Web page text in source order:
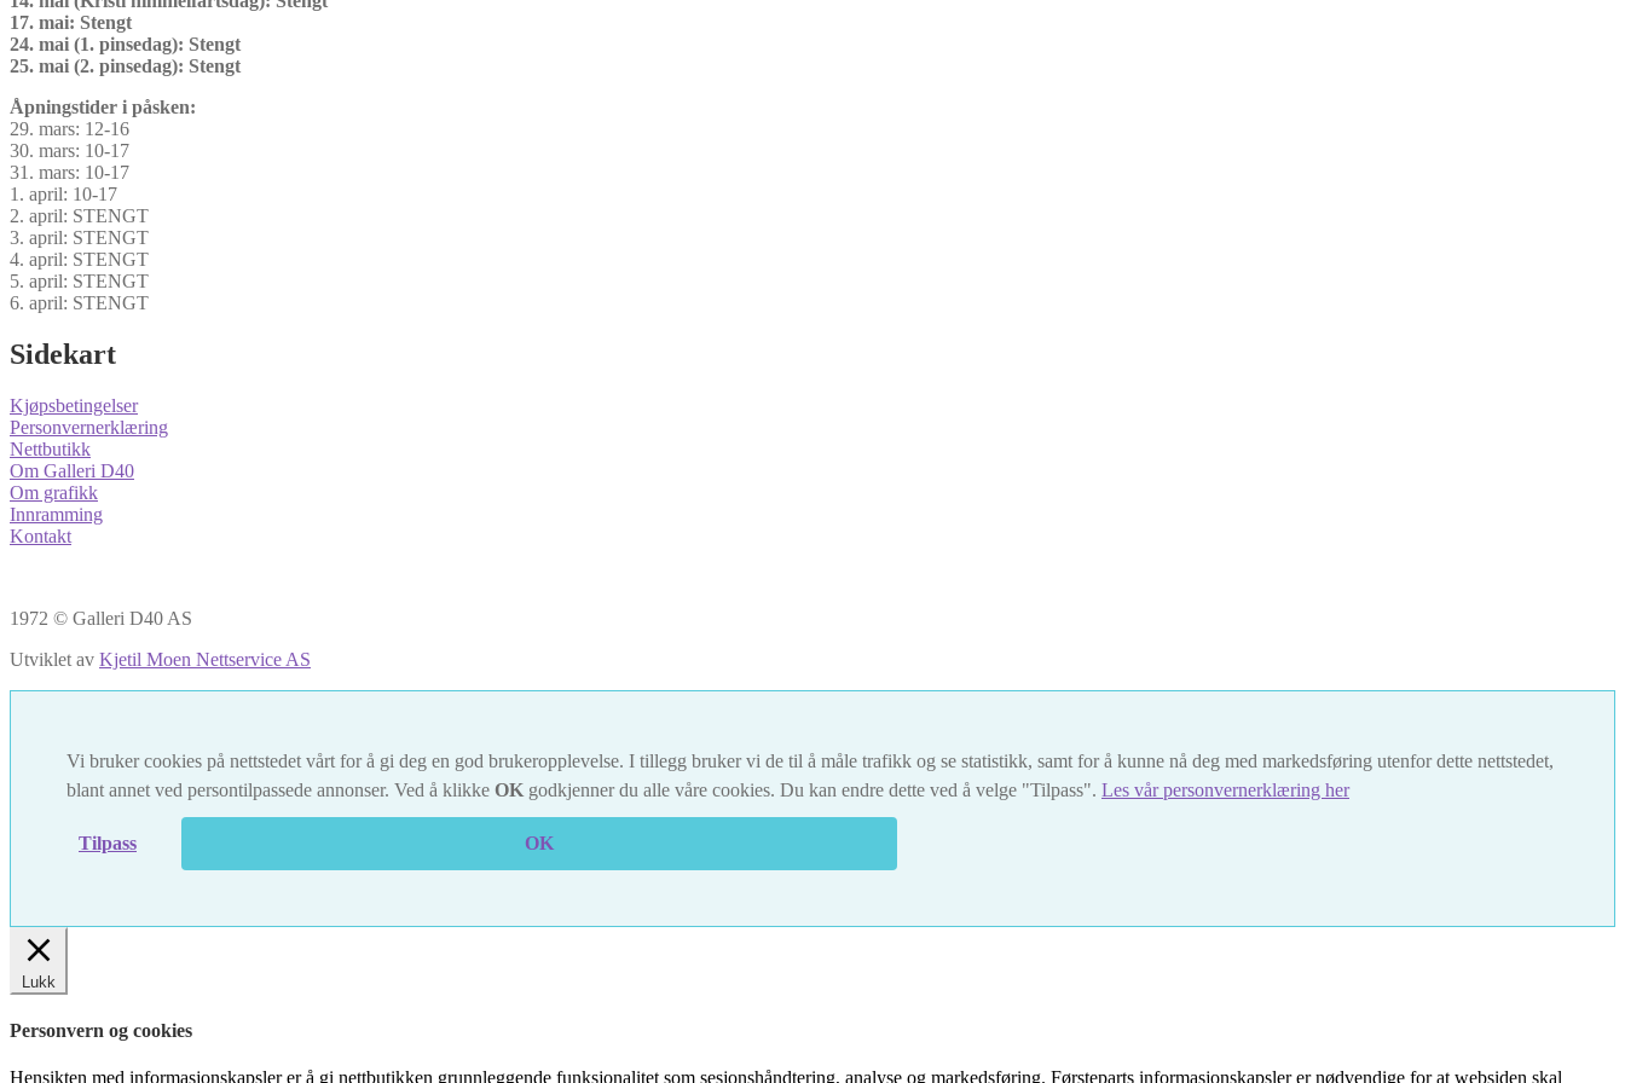
17. mai: Stengt
24. mai (1. pinsedag): Stengt
25. mai (2. pinsedag): Stengt
Åpningstider i påsken:
29. mars: 12-16
30. mars: 10-17
31. mars: 10-17
1. april: 10-17
2. april: STENGT
3. april: STENGT
4. april: STENGT
5. april: STENGT
6. april: STENGT
Sidekart
Kjøpsbetingelser
Personvernerklæring
Nettbutikk
Om Galleri D40
Om grafikk
Innramming
Kontakt
1972 © Galleri D40 AS
Utviklet av Kjetil Moen Nettservice AS
Vi bruker cookies på nettstedet vårt for å gi deg en god brukeropplevelse. I tillegg bruker vi de til å måle trafikk og se statistikk, samt for å kunne nå deg med markedsføring utenfor dette nettstedet,
blant annet ved persontilpassede annonser. Ved å klikke OK godkjenner du alle våre cookies. Du kan endre dette ved å velge "Tilpass". Les vår personvernerklæring her
Tilpass OK
Lukk
Personvern og cookies
Hensikten med informasjonskapsler er å gi nettbutikken grunnleggende funksjonalitet som sesjonshåndtering, analyse og markedsføring. Førsteparts informasjonskapsler er nødvendige for at websiden skal